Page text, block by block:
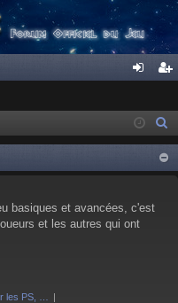
ne
xi
on
cri
pti
on
basiques et avancées, c'est
et les autres qui ont
les PS, …